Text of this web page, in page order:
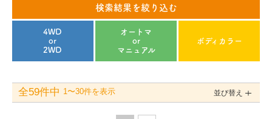
検索結果を絞り込む
ボディカラー
オートマ
or
マニュアル
4WD
or
2WD
全59件中 1〜30件を表示 並び替え